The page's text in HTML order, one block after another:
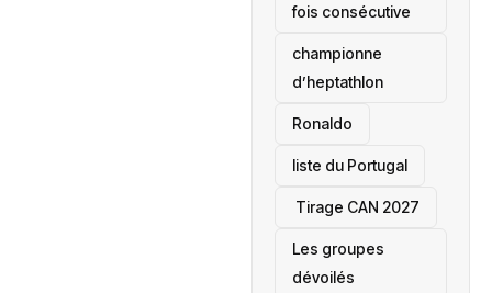
fois consécutive
championne
d’heptathlon
Ronaldo
liste du Portugal
‎ Tirage CAN 2027
Les groupes
dévoilés